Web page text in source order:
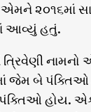
૨૦૧૬માં
આવ્યું હતું.
ત્રિવેણી
જેમ બે
પંક્તિઓ હોય.